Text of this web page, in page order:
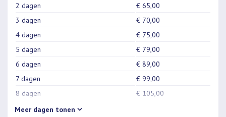
15 dagen
€ 157,00
16 dagen
€ 167,00
17 dagen
€ 177,00
18 dagen
€ 187,00
19 dagen
€ 197,00
20 dagen
€ 207,00
21 dagen
€ 217,00
2 dagen
€ 65,00
3 dagen
€ 70,00
4 dagen
€ 75,00
5 dagen
€ 79,00
6 dagen
€ 89,00
7 dagen
€ 99,00
8 dagen
€ 105,00
9 dagen
Meer dagen tonen